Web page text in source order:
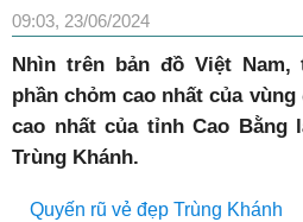
09:03, 23/06/2024
Nhìn trên bản đồ Việt
phần chỏm cao nhất của
cao nhất của tỉnh Cao Bằng
Trùng Khánh.
Quyến rũ vẻ đẹp Trùng Khánh